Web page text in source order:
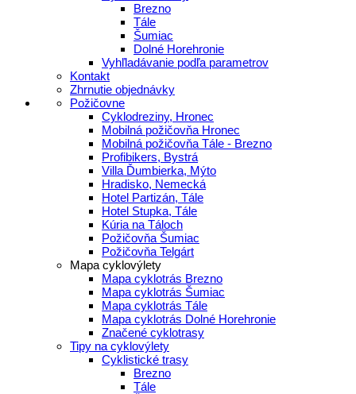
Brezno
Tále
Šumiac
Dolné Horehronie
Vyhľladávanie podľa parametrov
Kontakt
Zhrnutie objednávky
Požičovne
Cyklodreziny, Hronec
Mobilná požičovňa Hronec
Mobilná požičovňa Tále - Brezno
Profibikers, Bystrá
Villa Ďumbierka, Mýto
Hradisko, Nemecká
Hotel Partizán, Tále
Hotel Stupka, Tále
Kúria na Táloch
Požičovňa Šumiac
Požičovňa Telgárt
Mapa cyklovýlety
Mapa cyklotrás Brezno
Mapa cyklotrás Šumiac
Mapa cyklotrás Tále
Mapa cyklotrás Dolné Horehronie
Značené cyklotrasy
Tipy na cyklovýlety
Cyklistické trasy
Brezno
Tále